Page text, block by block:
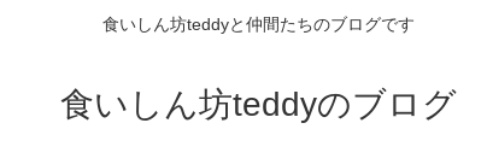
食いしん坊teddyと仲間たちのブログです
食いしん坊teddyのブログ